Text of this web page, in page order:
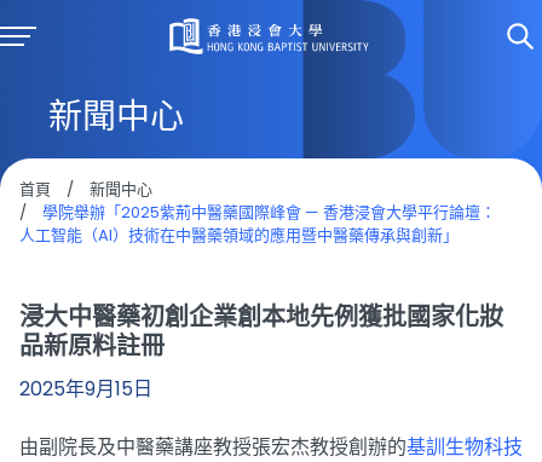
新聞中心
首頁 /
新聞中心
/
學院舉辦「2025紫荊中醫藥國際峰會 — 香港浸會大學平行論壇：
人工智能（AI）技術在中醫藥領域的應用暨中醫藥傳承與創新」
浸大中醫藥初創企業創本地先例獲批國家化妝
品新原料註冊
2025年9月15日
由副院長及中醫藥講座教授張宏杰教授創辦的基訓生物科技